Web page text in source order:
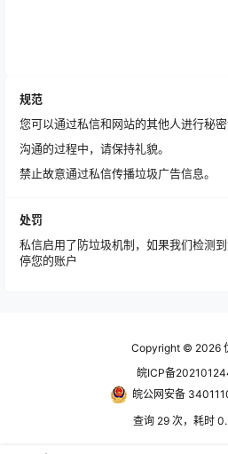
规范
您可以通过私信和网站的其他人进行秘密
沟通的过程中，请保持礼貌。
禁止故意通过私信传播垃圾广告信息。
处罚
私信启用了防垃圾机制，如果我们检测
停您的账户
Copyright © 2026
皖ICP备
皖公网安备
查询 29 次，耗时